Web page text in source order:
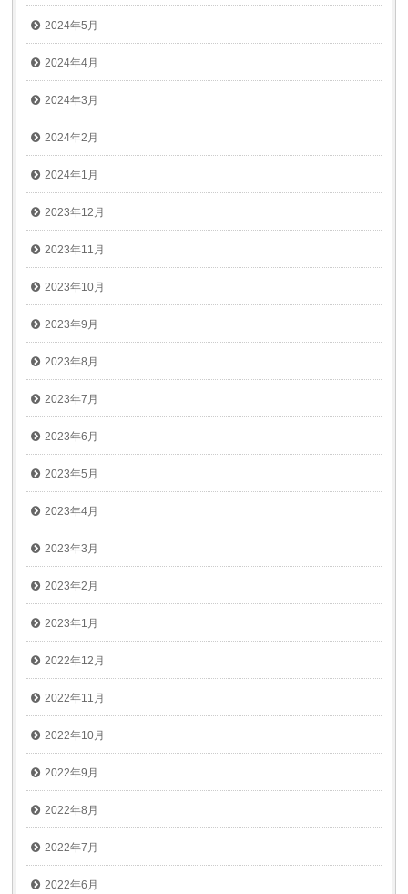
2024年5月
2024年4月
2024年3月
2024年2月
2024年1月
2023年12月
2023年11月
2023年10月
2023年9月
2023年8月
2023年7月
2023年6月
2023年5月
2023年4月
2023年3月
2023年2月
2023年1月
2022年12月
2022年11月
2022年10月
2022年9月
2022年8月
2022年7月
2022年6月